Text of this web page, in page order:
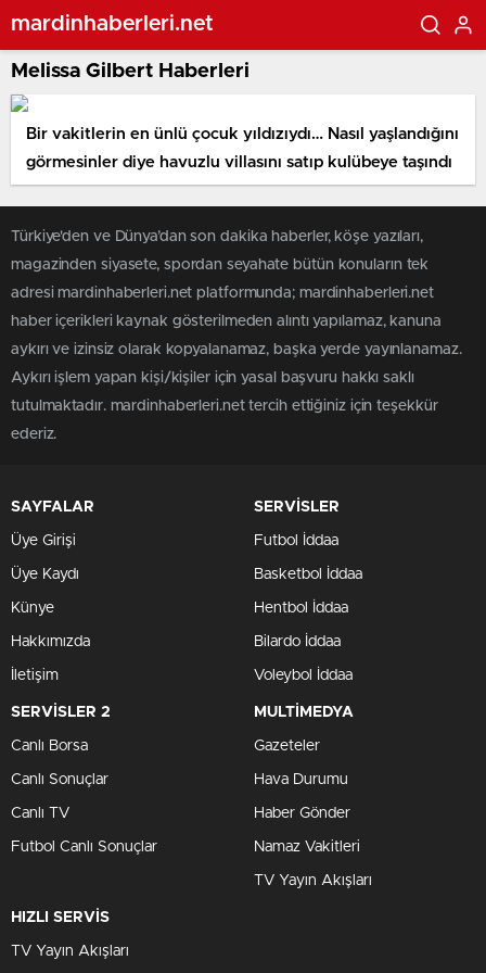
mardinhaberleri.net
Melissa Gilbert Haberleri
Bir vakitlerin en ünlü çocuk yıldızıydı… Nasıl yaşlandığını
görmesinler diye havuzlu villasını satıp kulübeye taşındı
Türkiye'den ve Dünya’dan son dakika haberler, köşe yazıları,
magazinden siyasete, spordan seyahate bütün konuların tek
adresi mardinhaberleri.net platformunda; mardinhaberleri.net
haber içerikleri kaynak gösterilmeden alıntı yapılamaz, kanuna
aykırı ve izinsiz olarak kopyalanamaz, başka yerde yayınlanamaz.
Aykırı işlem yapan kişi/kişiler için yasal başvuru hakkı saklı
tutulmaktadır. mardinhaberleri.net tercih ettiğiniz için teşekkür
ederiz.
SAYFALAR
Üye Girişi
Üye Kaydı
Künye
Hakkımızda
İletişim
SERVİSLER
Futbol İddaa
Basketbol İddaa
Hentbol İddaa
Bilardo İddaa
Voleybol İddaa
SERVİSLER 2
Canlı Borsa
Canlı Sonuçlar
Canlı TV
Futbol Canlı Sonuçlar
MULTİMEDYA
Gazeteler
Hava Durumu
Haber Gönder
Namaz Vakitleri
TV Yayın Akışları
HIZLI SERVİS
TV Yayın Akışları